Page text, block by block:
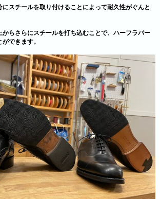
スチールを取り付けることによって耐久性がぐんと
からさらにスチールを打ち込むことで、ハーフラバー
できます。